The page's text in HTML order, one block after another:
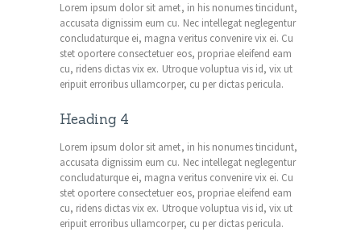
Lorem ipsum dolor sit amet, in his nonumes tincidunt,
accusata dignissim eum cu. Nec intellegat neglegentur
concludaturque ei, magna veritus convenire vix ei. Cu
stet oportere consectetuer eos, propriae eleifend eam
cu, ridens dictas vix ex. Utroque voluptua vis id, vix ut
eripuit erroribus ullamcorper, cu per dictas pericula.
Heading 4
Lorem ipsum dolor sit amet, in his nonumes tincidunt,
accusata dignissim eum cu. Nec intellegat neglegentur
concludaturque ei, magna veritus convenire vix ei. Cu
stet oportere consectetuer eos, propriae eleifend eam
cu, ridens dictas vix ex. Utroque voluptua vis id, vix ut
eripuit erroribus ullamcorper, cu per dictas pericula.